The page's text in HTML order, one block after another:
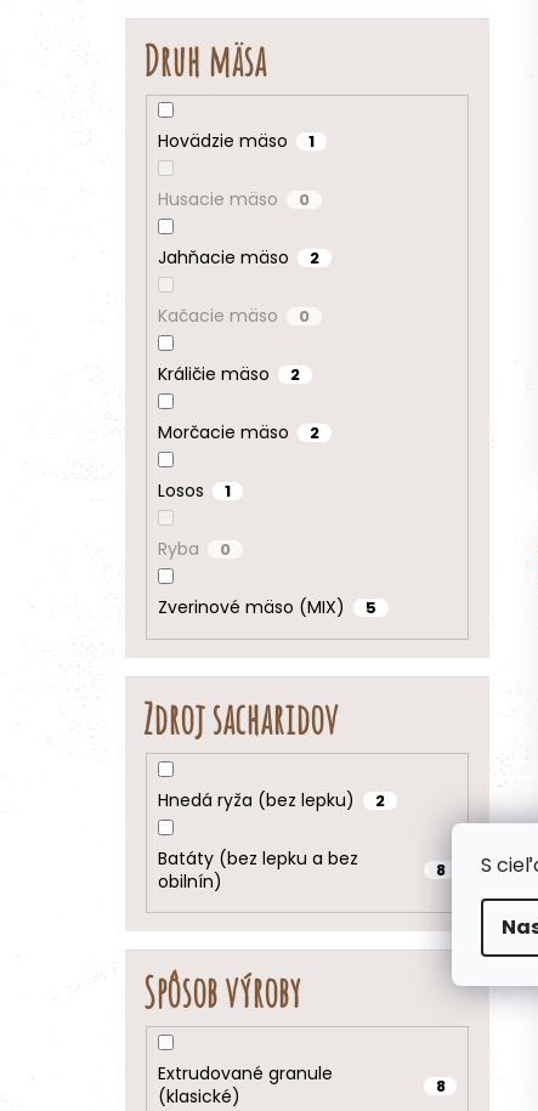
S
Druh mäsa
Hovädzie mäso 1
Husacie mäso 0
Jahňacie mäso 2
Kačacie mäso 0
Králičie mäso 2
Morčacie mäso 2
Losos 1
Ryba 0
Zverinové mäso (MIX) 5
Zdroj sacharidov
Hnedá ryža (bez lepku) 2
Batáty (bez lepku a bez
obilnín)
8
Spôsob výroby
Extrudované granule
(klasické)
8